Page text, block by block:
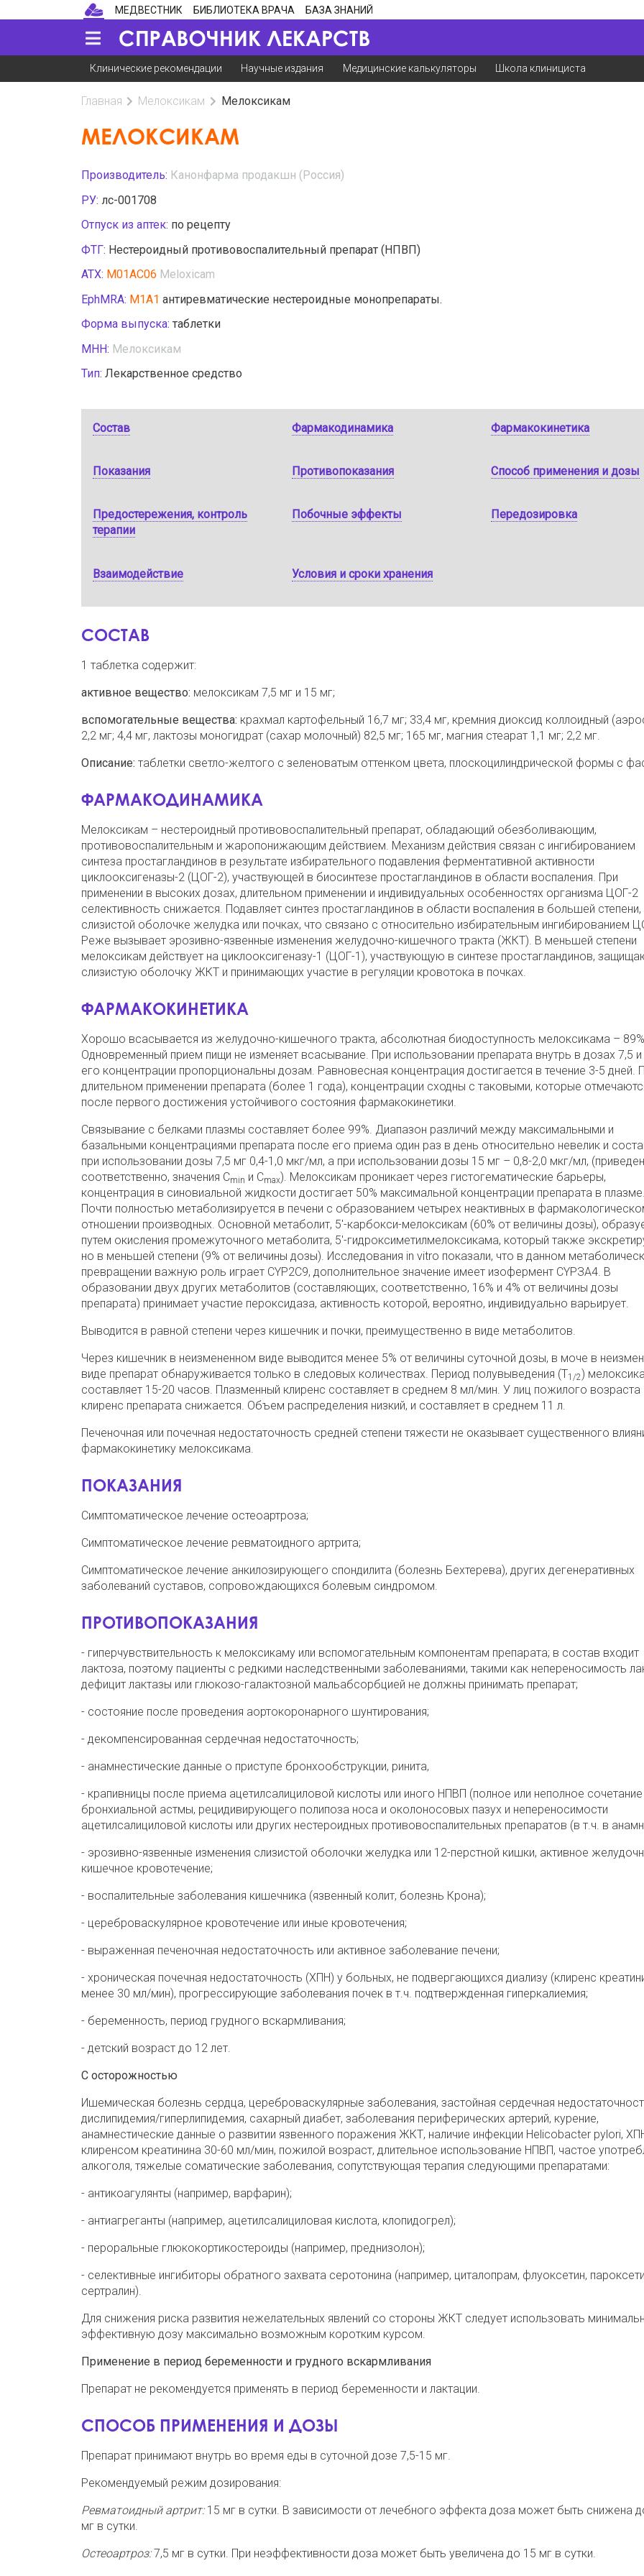
МЕДВЕСТНИК БИБЛИОТЕКА ВРАЧА БАЗА ЗНАНИЙ
Клинические рекомендации Научные издания Медицинские калькуляторы Школа клинициста
Главная Мелоксикам Мелоксикам
МЕЛОКСИКАМ
Производитель: Канонфарма продакшн (Россия)
РУ: лс-001708
Отпуск из аптек: по рецепту
ФТГ: Нестероидный противовоспалительный препарат (НПВП)
АТХ: M01AC06 Meloxicam
EphMRA: M1A1 антиревматические нестероидные монопрепараты.
Форма выпуска: таблетки
МНН: Мелоксикам
Тип: Лекарственное средство
Состав Фармакодинамика Фармакокинетика
Показания Противопоказания Способ применения и дозы
Предостережения, контроль
терапии
Побочные эффекты Передозировка
Взаимодействие Условия и сроки хранения
СОСТАВ
1 таблетка содержит:
активное вещество: мелоксикам 7,5 мг и 15 мг;
вспомогательные вещества: крахмал картофельный 16,7 мг; 33,4 мг, кремния диоксид коллоидный
2,2 мг; 4,4 мг, лактозы моногидрат (сахар молочный) 82,5 мг; 165 мг, магния стеарат 1,1 мг; 2,2 мг.
Описание: таблетки светло-желтого с зеленоватым оттенком цвета, плоскоцилиндрической формы с
ФАРМАКОДИНАМИКА
Мелоксикам – нестероидный противовоспалительный препарат, обладающий обезболивающим,
противовоспалительным и жаропонижающим действием. Механизм действия связан с ингибированием
синтеза простагландинов в результате избирательного подавления ферментативной активности
циклооксигеназы-2 (ЦОГ-2), участвующей в биосинтезе простагландинов в области воспаления. При
применении в высоких дозах, длительном применении и индивидуальных особенностях организма ЦОГ-2
селективность снижается. Подавляет синтез простагландинов в области воспаления в большей
слизистой оболочке желудка или почках, что связано с относительно избирательным ингибированием
Реже вызывает эрозивно-язвенные изменения желудочно-кишечного тракта (ЖКТ). В меньшей степени
мелоксикам действует на циклооксигеназу-1 (ЦОГ-1), участвующую в синтезе простагландинов,
слизистую оболочку ЖКТ и принимающих участие в регуляции кровотока в почках.
ФАРМАКОКИНЕТИКА
Хорошо всасывается из желудочно-кишечного тракта, абсолютная биодоступность мелоксикама –
Одновременный прием пищи не изменяет всасывание. При использовании препарата внутрь в дозах 7,5
его концентрации пропорциональны дозам. Равновесная концентрация достигается в течение 3-5 дней.
длительном применении препарата (более 1 года), концентрации сходны с таковыми, которые
после первого достижения устойчивого состояния фармакокинетики.
Связывание с белками плазмы составляет более 99%. Диапазон различий между максимальными и
базальными концентрациями препарата после его приема один раз в день относительно невелик и
при использовании дозы 7,5 мг 0,4-1,0 мкг/мл, а при использовании дозы 15 мг – 0,8-2,0 мкг/мл,
соответственно, значения Cmin и Сmах). Мелоксикам проникает через гистогематические барьеры,
концентрация в синовиальной жидкости достигает 50% максимальной концентрации препарата в плазме.
Почти полностью метаболизируется в печени с образованием четырех неактивных в
отношении производных. Основной метаболит, 5'-карбокси-мелоксикам (60% от величины дозы),
путем окисления промежуточного метаболита, 5'-гидроксиметилмелоксикама, который также
но в меньшей степени (9% от величины дозы). Исследования in vitro показали, что в данном
превращении важную роль играет CYP2С9, дополнительное значение имеет изофермент CYPЗА4. В
образовании двух других метаболитов (составляющих, соответственно, 16% и 4% от величины дозы
препарата) принимает участие пероксидаза, активность которой, вероятно, индивидуально варьирует.
Выводится в равной степени через кишечник и почки, преимущественно в виде метаболитов.
Через кишечник в неизмененном виде выводится менее 5% от величины суточной дозы, в моче в
виде препарат обнаруживается только в следовых количествах. Период полувыведения (Т1/2)
составляет 15-20 часов. Плазменный клиренс составляет в среднем 8 мл/мин. У лиц пожилого возраста
клиренс препарата снижается. Объем распределения низкий, и составляет в среднем 11 л.
Печеночная или почечная недостаточность средней степени тяжести не оказывает существенного
фармакокинетику мелоксикама.
ПОКАЗАНИЯ
Симптоматическое лечение остеоартроза;
Симптоматическое лечение ревматоидного артрита;
Симптоматическое лечение анкилозирующего спондилита (болезнь Бехтерева), других дегенеративных
заболеваний суставов, сопровождающихся болевым синдромом.
ПРОТИВОПОКАЗАНИЯ
- гиперчувствительность к мелоксикаму или вспомогательным компонентам препарата; в состав входит
лактоза, поэтому пациенты с редкими наследственными заболеваниями, такими как непереносимость
дефицит лактазы или глюкозо-галактозной мальабсорбцией не должны принимать препарат;
- состояние после проведения аортокоронарного шунтирования;
- декомпенсированная сердечная недостаточность;
- анамнестические данные о приступе бронхообструкции, ринита,
- крапивницы после приема ацетилсалициловой кислоты или иного НПВП (полное или неполное сочетание
бронхиальной астмы, рецидивирующего полипоза носа и околоносовых пазух и непереносимости
ацетилсалициловой кислоты или других нестероидных противовоспалительных препаратов (в т.ч. в
- эрозивно-язвенные изменения слизистой оболочки желудка или 12-перстной кишки, активное
кишечное кровотечение;
- воспалительные заболевания кишечника (язвенный колит, болезнь Крона);
- цереброваскулярное кровотечение или иные кровотечения;
- выраженная печеночная недостаточность или активное заболевание печени;
- хроническая почечная недостаточность (ХПН) у больных, не подвергающихся диализу (клиренс
менее 30 мл/мин), прогрессирующие заболевания почек в т.ч. подтвержденная гиперкалиемия;
- беременность, период грудного вскармливания;
- детский возраст до 12 лет.
С осторожностью
Ишемическая болезнь сердца, цереброваскулярные заболевания, застойная сердечная
дислипидемия/гиперлипидемия, сахарный диабет, заболевания периферических артерий, курение,
анамнестические данные о развитии язвенного поражения ЖКТ, наличие инфекции Helicobacter pylori,
клиренсом креатинина 30-60 мл/мин, пожилой возраст, длительное использование НПВП, частое
алкоголя, тяжелые соматические заболевания, сопутствующая терапия следующими препаратами:
- антикоагулянты (например, варфарин);
- антиагреганты (например, ацетилсалициловая кислота, клопидогрел);
- пероральные глюкокортикостероиды (например, преднизолон);
- селективные ингибиторы обратного захвата серотонина (например, циталопрам, флуоксетин,
сертралин).
Для снижения риска развития нежелательных явлений со стороны ЖКТ следует использовать
эффективную дозу максимально возможным коротким курсом.
Применение в период беременности и грудного вскармливания
Препарат не рекомендуется применять в период беременности и лактации.
СПОСОБ ПРИМЕНЕНИЯ И ДОЗЫ
Препарат принимают внутрь во время еды в суточной дозе 7,5-15 мг.
Рекомендуемый режим дозирования:
Ревматоидный артрит: 15 мг в сутки. В зависимости от лечебного эффекта доза может быть снижена
мг в сутки.
Остеоартроз: 7,5 мг в сутки. При неэффективности доза может быть увеличена до 15 мг в сутки.